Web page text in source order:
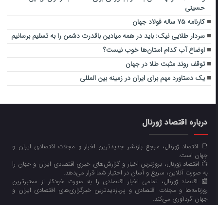
حسینی
کارنامه ۷۵ ساله فولاد جهان
سردار طلایی نیک: باید در همه میادین باقدرت دشمن را به تسلیم برسانیم
اوضاع آب کدام استان‌ها خوب نیست؟
توقف روند مثبت طلا در جهان
یک دستاورد مهم برای ایران در زمینه بین المللی
درباره اقتصاد ژورنال
📑 اقتصاد ژورنال، مرجع بازنشر جدیدترین اخبار و مجلات اقتصادی ایران و
جهان است.
📺 اقتصاد ژورنال، بروزترین اخبار و گزارش‌های خبری اقتصادی ایران و جهان را
به صورت آنلاین، سریع و آسان در اختیار شما قرار می‌‌دهد.
📰 اقتصاد ژورنال، تمامی اخبار اقتصادی را به صورت خودکار از معتبرترین
روزنامه‌ها و مجلات اقتصادی و پربازدیدترین خبرگزاری‌های اقتصادی ایران و
جهان گردآوری می‌کند.